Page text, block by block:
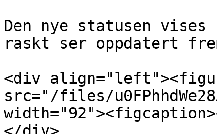
Den nye statusen
raskt ser oppdatert
<div
src="/files/